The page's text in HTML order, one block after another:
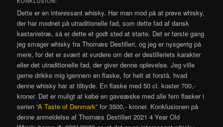
Dette er en interessant whisky. Har man mod på at prøve whisky,
der har modnet på utraditionelle fad, som dette fad af dansk
kastanietræ, så er dette et godt sted at starte. Det er første gang
jeg smager whisky fra Thornæs Destilleri, og jeg er nysgerrig på
mere, for det er svært at vurdere om det er destilleriets karakter
eller det utraditionelle fad, der giver denne oplevelse. Jeg ville
gerne drikke mig igennem en flaske, for helt at forstå, hvad
denne whisky har at tilbyde. En flaske med 50 cl. koster 700,-
kroner. Det er muligt at købe en gaveæske med alle fem flasker i
serien “A Taste of Denmark” for 3500,- kroner. Konklusionen på
denne anmeldelse af Thornæs Destilleri 2021 4 Year Old